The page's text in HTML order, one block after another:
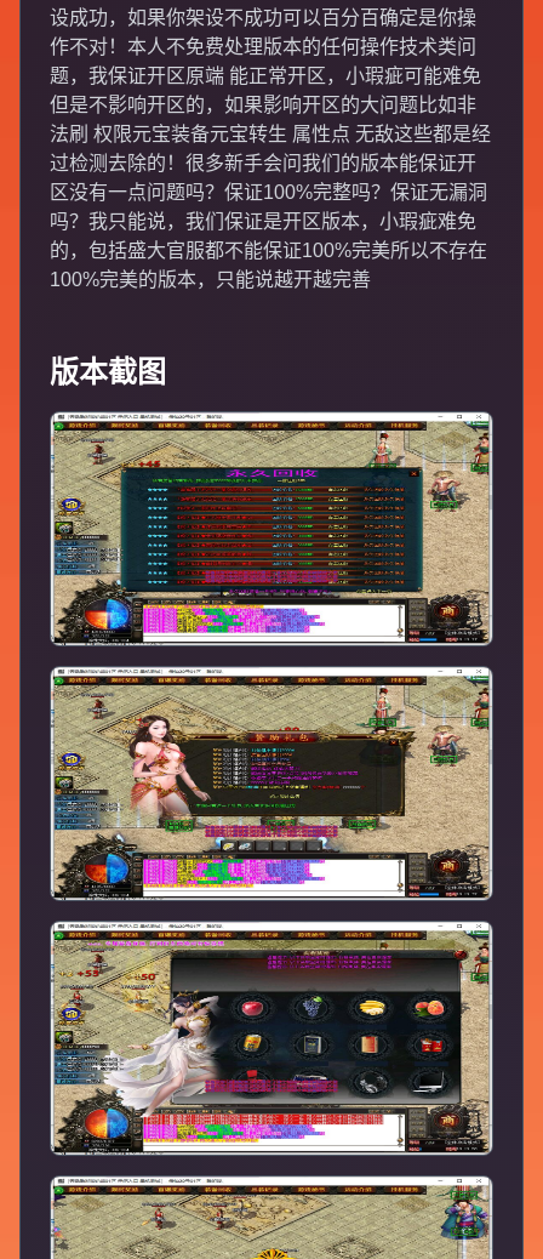
设成功，如果你架设不成功可以百分百确定是你操
作不对！本人不免费处理版本的任何操作技术类问
题，我保证开区原端 能正常开区，小瑕疵可能难免
但是不影响开区的，如果影响开区的大问题比如非
法刷 权限元宝装备元宝转生 属性点 无敌这些都是经
过检测去除的！很多新手会问我们的版本能保证开
区没有一点问题吗？保证100%完整吗？保证无漏洞
吗？我只能说，我们保证是开区版本，小瑕疵难免
的，包括盛大官服都不能保证100%完美所以不存在
100%完美的版本，只能说越开越完善
版本截图